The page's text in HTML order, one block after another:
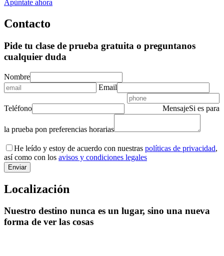
Apúntate ahora
Contacto
Pide tu clase de prueba gratuita o preguntanos
cualquier duda
Nombre
Email
Teléfono MensajeSi es para
la prueba pon preferencias horarias
He leído y estoy de acuerdo con nuestras políticas de privacidad,
así como con los avisos y condiciones legales
Localización
Nuestro destino nunca es un lugar, sino una nueva
forma de ver las cosas